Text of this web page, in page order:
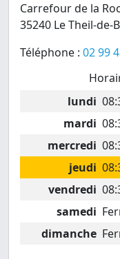
Carrefour de la
35240 Le Theil-de-
Téléphone : 02 99
lundi
mardi
mercredi
jeudi
vendredi
samedi
dimanche